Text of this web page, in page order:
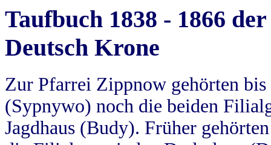
Taufbuch 1838 - 1866
Deutsch Krone
Zur Pfarrei Zippnow gehörten
(Sypnywo) noch die beiden
Jagdhaus (Budy). Früher